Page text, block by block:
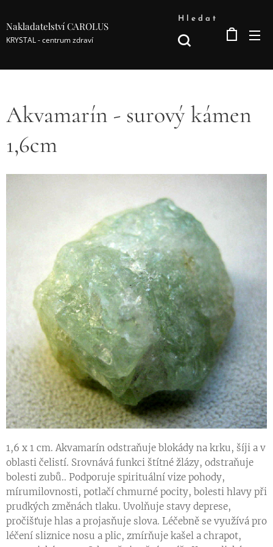
Nakladatelství CAROLUS
KRYSTAL - centrum zdraví
Hledat
Akvamarín - surový kámen
1,6cm
1,6 x 1 cm. Akvamarín odstraňuje blokády na krku, šíji a v
oblasti čelistí. Srovnává funkci štítné žlázy, odstraňuje
bolesti zubů.. Podporuje spirituální vize pohody,
mírumilovnosti, potlačí chmurné pocity, bolesti hlavy při
prudkých změnách tlaku. Uvolňuje stavy deprese,
pročišťuje hlas a projasňuje slova. Léčebně se využívá pro
léčení sliznice nosu a plic, zmírňuje kašel a chrapot,